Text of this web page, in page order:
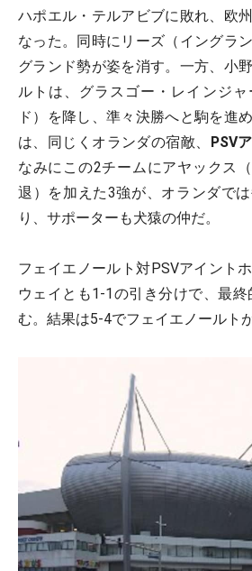
ハポエル・テルアビブに敗れ、欧
なった。同時にリーズ（イングラ
グランド勢が姿を消す。一方、小
ルトは、グラスゴー・レインジ
ド）を降し、準々決勝へと駒を進
は、同じくオランダの宿敵、 PSV
なみにこの2チームにアヤックス
退）を加えた3強が、オランダで
り、サポーターも犬猿の仲だ。
フェイエノールト対PSVアイント
ウェイとも1‐1の引き分けで、最
む。結果は5‐4でフェイエノールト